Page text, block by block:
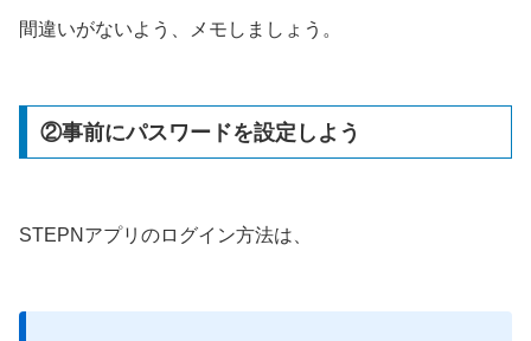
間違いがないよう、メモしましょう。
②事前にパスワードを設定しよう
STEPNアプリのログイン方法は、